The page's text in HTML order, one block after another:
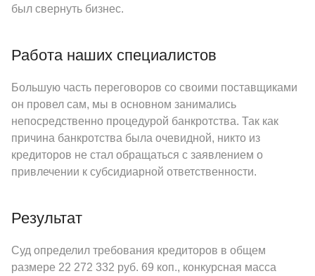
был свернуть бизнес.
Работа наших специалистов
Большую часть переговоров со своими поставщиками
он провел сам, мы в основном занимались
непосредственно процедурой банкротства. Так как
причина банкротства была очевидной, никто из
кредиторов не стал обращаться с заявлением о
привлечении к субсидиарной ответственности.
Результат
Суд определил требования кредиторов в общем
размере 22 272 332 руб. 69 коп., конкурсная масса